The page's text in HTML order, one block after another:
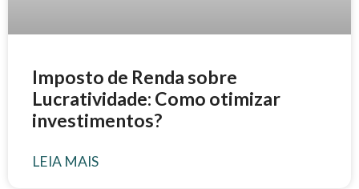
Imposto de Renda sobre
Lucratividade: Como otimizar
investimentos?
LEIA MAIS